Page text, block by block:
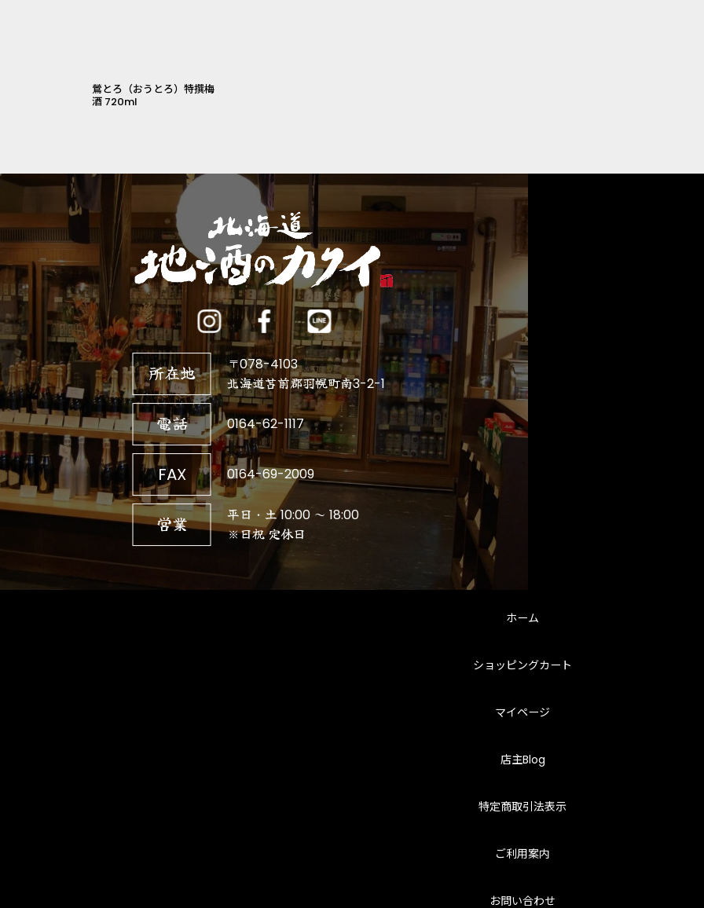
鶯とろ（おうとろ）特撰梅
酒 720ml
所在地
〒078-4103
北海道苫前郡羽幌町南3-2-1
電話 0164-62-1117
FAX 0164-69-2009
営業
平日・土 10:00 ～ 18:00
※日祝 定休日
ホーム
ショッピングカート
マイページ
店主Blog
特定商取引法表示
ご利用案内
お問い合わせ